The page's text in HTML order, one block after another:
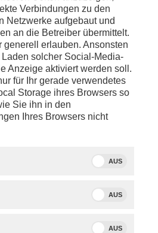
Verbindungen zu den
Netzwerke aufgebaut und
an die Betreiber übermittelt.
generell erlauben. Ansonsten
solcher Social-Media-
Anzeige aktiviert werden soll.
für Ihr gerade verwendetes
Storage ihres Browsers so
Sie ihn in den
Ihres Browsers nicht
AUS
AUS
AUS